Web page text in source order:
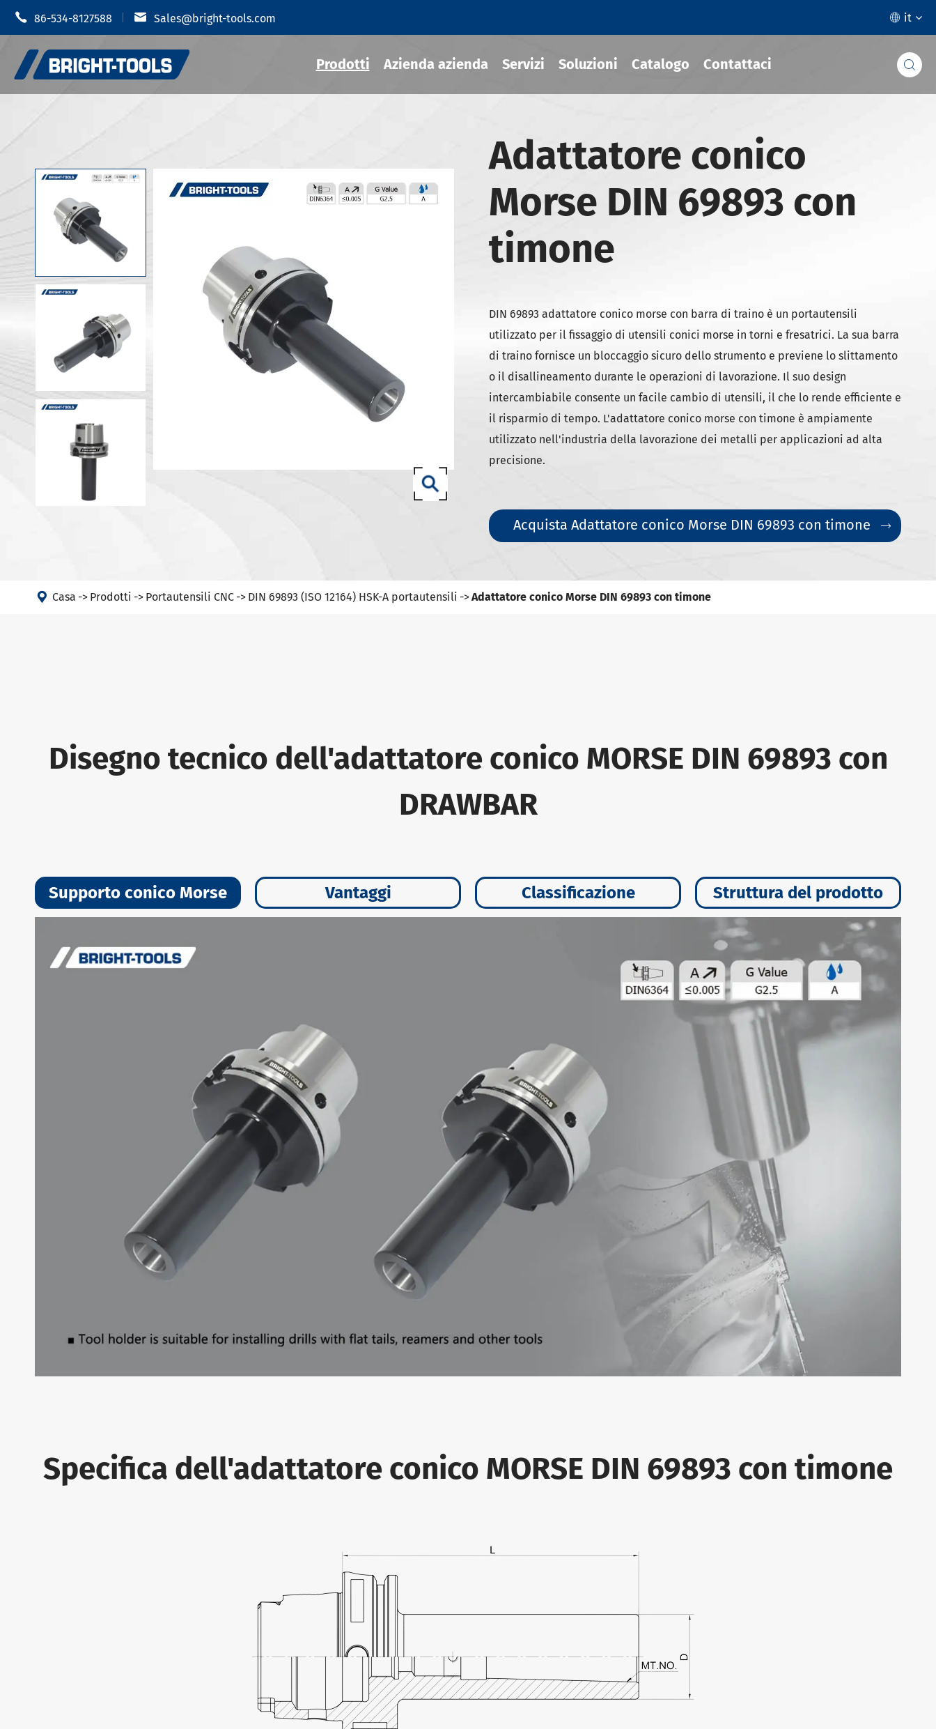
 86-534-8127588  Sales@bright-tools.com  it
Prodotti
Portautensili CNC
Strumenti statici e azionati
Strumenti di alesatura
Anti vibrazione
Accessori portautensili
Testa ad angolo
Mandrino idraulico
Portautensili JIS B 6339-BBT
Portautensili JIS B 6339-NBT
Portautensili DIN 69871-SK
Portautensili DIN 69871-ISO
Portautensili ANSI B5.50 SCAT/CAT
DIN 69893 (ISO 12164) HSK-A portautensili
DIN 69893 (ISO 12164) HSK-E portautensili
Azienda azienda Servizi Soluzioni Catalogo Contattaci 
Adattatore conico
Morse DIN 69893 con
timone
DIN 69893 adattatore conico morse con barra di traino è un portautensili
utilizzato per il fissaggio di utensili conici morse in torni e fresatrici. La sua barra
di traino fornisce un bloccaggio sicuro dello strumento e previene lo slittamento
o il disallineamento durante le operazioni di lavorazione. Il suo design
intercambiabile consente un facile cambio di utensili, il che lo rende efficiente e
il risparmio di tempo. L'adattatore conico morse con timone è ampiamente
utilizzato nell'industria della lavorazione dei metalli per applicazioni ad alta
precisione.
Acquista Adattatore conico Morse DIN 69893 con timone 
 Casa Prodotti Portautensili CNC DIN 69893 (ISO 12164) HSK-A portautensili Adattatore conico Morse DIN 69893 con timone
Disegno tecnico dell'adattatore conico MORSE DIN 69893 con
DRAWBAR
Supporto conico Morse Vantaggi Classificazione Struttura del prodotto
Specifica dell'adattatore conico MORSE DIN 69893 con timone